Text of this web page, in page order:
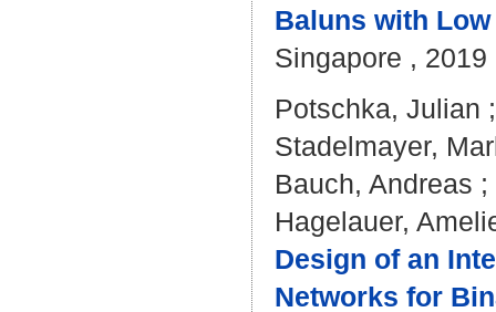
Baluns with
Singapore , 2019
Potschka, Julian
Stadelmayer,
Bauch, Andreas ;
Hagelauer,
Design of an
Networks for